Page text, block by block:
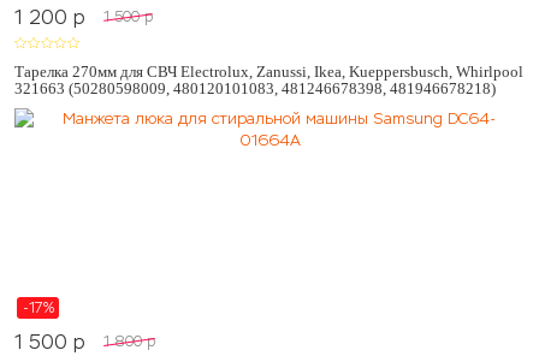
1 200 p 1 500 p
Тарелка 270мм для СВЧ Electrolux, Zanussi, Ikea, Kueppersbusch, Whirlpool
321663 (50280598009, 480120101083, 481246678398, 481946678218)
-17%
1 500 p 1 800 p